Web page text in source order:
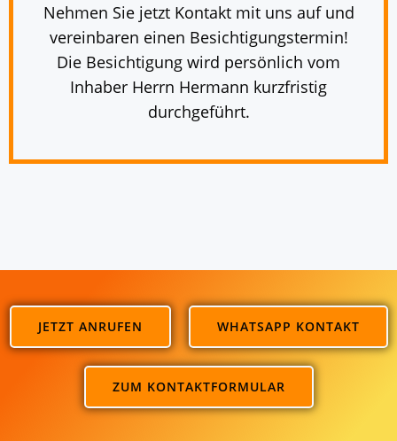
Nehmen Sie jetzt Kontakt mit uns auf und
vereinbaren einen Besichtigungstermin!
Die Besichtigung wird persönlich vom
Inhaber Herrn Hermann kurzfristig
durchgeführt.
JETZT ANRUFEN WHATSAPP KONTAKT
ZUM KONTAKTFORMULAR